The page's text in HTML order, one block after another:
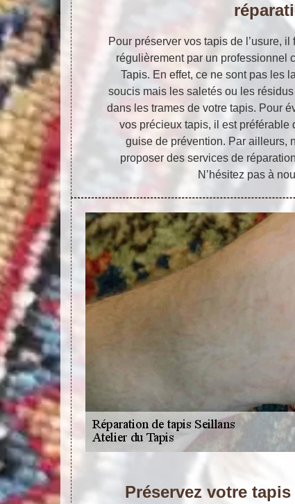
Pour préserver vos tapis de l’usure,
régulièrement par un professionnel
Tapis. En effet, ce ne sont pas les
soucis mais les saletés ou les
dans les trames de votre tapis. Pour
vos précieux tapis, il est préférable
guise de prévention. Par ailleurs,
proposer des services de
N’hésitez pas à
Préservez votre